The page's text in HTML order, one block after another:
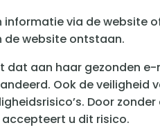
via de website
de website ontstaan.
dat aan haar gezonden
Ook de veiligheid
Door
u dit risico.